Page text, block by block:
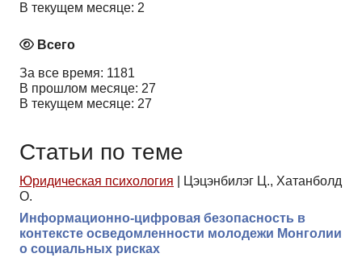
В текущем месяце: 2
Всего
За все время: 1181
В прошлом месяце: 27
В текущем месяце: 27
Статьи по теме
Юридическая психология
Цэцэнбилэг Ц., Хатанболд
О.
Информационно-цифровая безопасность в
контексте осведомленности молодежи Монголии
о социальных рисках